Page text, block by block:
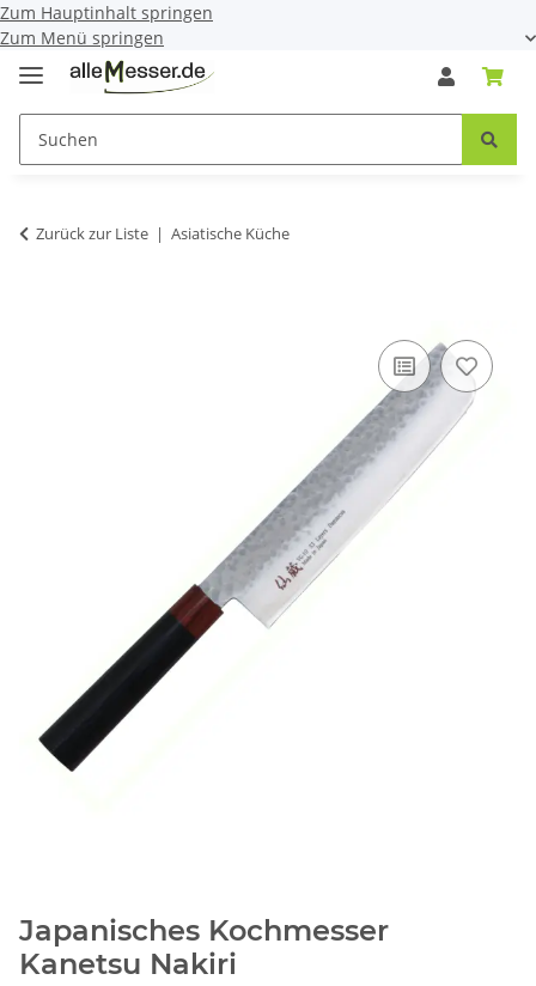
Zum Hauptinhalt springen
Zum Menü springen
Zurück zur Liste Asiatische Küche
Japanisches Kochmesser
Kanetsu Nakiri